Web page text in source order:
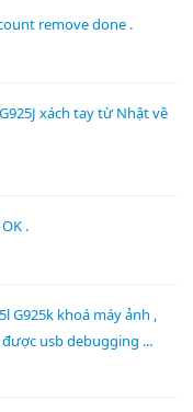
remove done .
xách tay từ Nhật về
.
G925k khoá máy ảnh ,
usb debugging ...